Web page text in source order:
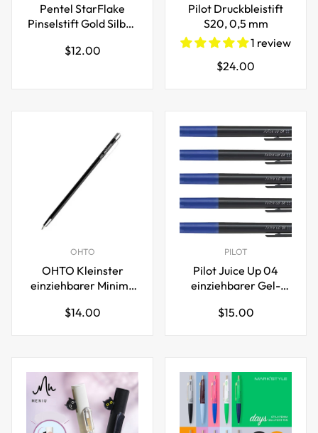
Pentel StarFlake
Pinselstift Gold Silber
Regulärer
$12.00
Pilot Druckbleistift
S20, 0,5 mm
1 review
Regulärer
$24.00
OHTO
OHTO Kleinster
einziehbarer Minimo
Regulärer
$14.00
PILOT
Pilot Juice Up 04
einziehbarer Gel-
Spitze 0,4 mm, 5er-
Regulärer
$15.00